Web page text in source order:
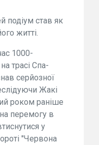
подіум став як
житті.
1000-
трасі Спа-
серйозної
Жакі
роком раніше
перемогу в
у
"Червона